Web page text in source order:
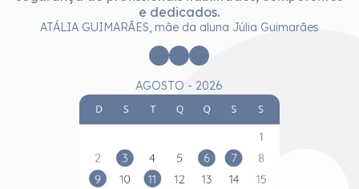
e dedicados.
ATÁLIA GUIMARÃES, mãe da aluna Júlia Guimarães
AGOSTO - 2026